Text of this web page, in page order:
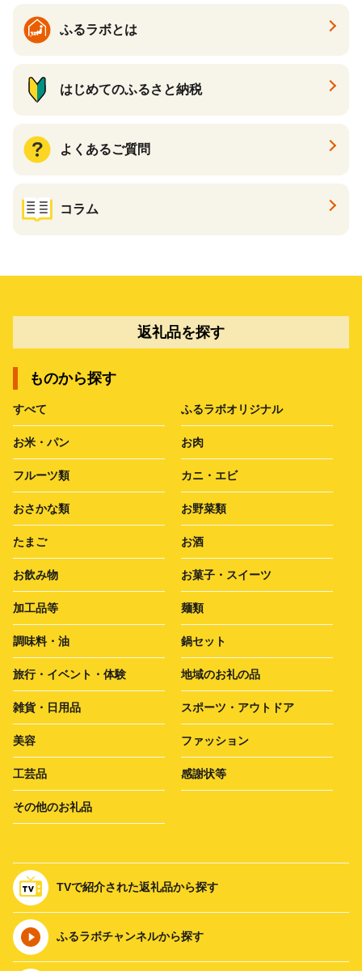
ふるラボとは
はじめてのふるさと納税
よくあるご質問
コラム
返礼品を探す
ものから探す
すべて ふるラボオリジナル
お米・パン お肉
フルーツ類 カニ・エビ
おさかな類 お野菜類
たまご お酒
お飲み物 お菓子・スイーツ
加工品等 麺類
調味料・油 鍋セット
旅行・イベント・体験 地域のお礼の品
雑貨・日用品 スポーツ・アウトドア
美容 ファッション
工芸品 感謝状等
その他のお礼品
TVで紹介された返礼品から探す
ふるラボチャンネルから探す